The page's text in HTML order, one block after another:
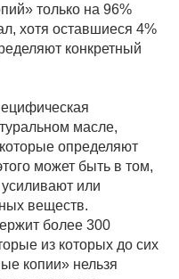
только на 96%
хотя оставшиеся 4%
конкретный
масле,
определяют
может быть в том,
или
веществ.
более 300
из которых до сих
копии» нельзя